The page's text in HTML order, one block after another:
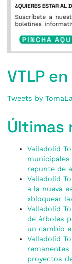
VTLP en
Tweets by
Últimas
Valladolid
repunte de
Valladolid
a la nueva
«bloquear
Valladolid
de árboles
un cambio
Valladolid
remanentes
proyectos